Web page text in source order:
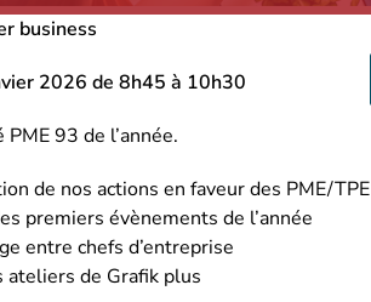
business
2026 de 8h45 à 10h30
93 de l’année.
de nos actions en faveur des PME/TPE
premiers évènements de l’année
entre chefs d’entreprise
ateliers de Grafik plus